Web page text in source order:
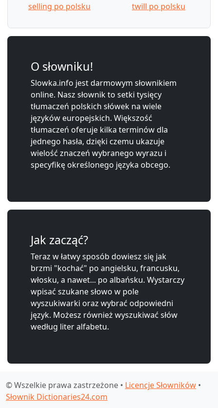
selling po polsku
twill po polsku
O słowniku!
Slowka.info jest darmowym słownikiem
online. Nasz słownik to setki tysięcy
tłumaczeń polskich słówek na wiele
języków europejskich. Większość
tłumaczeń oferuje kilka terminów dla
jednego hasła, dzięki czemu ukazuje
wielość znaczeń wybranego wyrazu i
specyfikę określonego języka obcego.
Jak zacząć?
Teraz w łatwy sposób dowiesz się jak
brzmi "kochać" po angielsku, francusku,
włosku, a nawet... po albańsku. Wystarczy
wpisać szukane słowo w pole
wyszukiwarki oraz wybrać odpowiedni
język. Możesz również wyszukiwać słów
według liter alfabetu.
© Wszelkie prawa zastrzeżone • Licencje Słowników •
Słownik Dictionaries24.com